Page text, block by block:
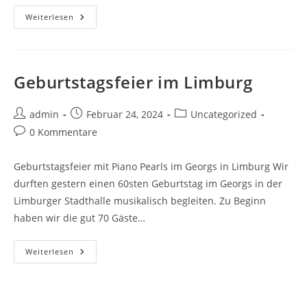
Weiterlesen
Geburtstagsfeier im Limburg
admin Februar 24, 2024
Uncategorized
0 Kommentare
Geburtstagsfeier mit Piano Pearls im Georgs in Limburg Wir
durften gestern einen 60sten Geburtstag im Georgs in der
Limburger Stadthalle musikalisch begleiten. Zu Beginn
haben wir die gut 70 Gäste…
Weiterlesen